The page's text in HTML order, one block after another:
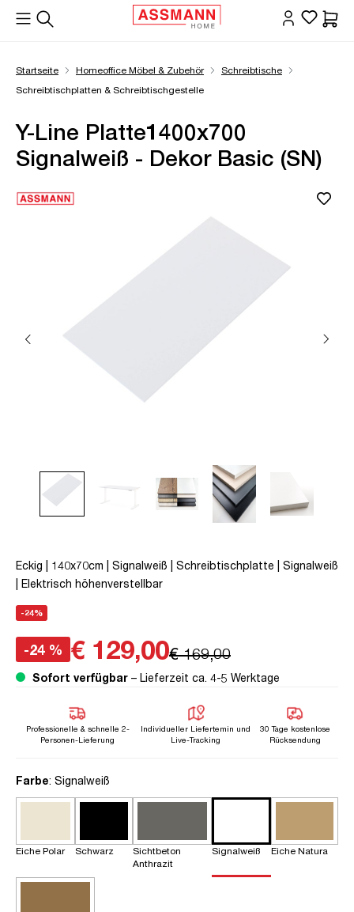
springen
Startseite Homeoffice Möbel & Zubehör
Schreibtische
Schreibtischplatten & Schreibtischgestelle
Y-Line Platte1400x700
Signalweiß - Dekor Basic (SN)
Eckig | 140x70cm | Signalweiß | Schreibtischplatte | Signalweiß
| Elektrisch höhenverstellbar
-24%
-24 % € 129,00€ 169,00
Sofort verfügbar – Lieferzeit ca. 4-5 Werktage
Professionelle & schnelle 2-
Personen-Lieferung
Individueller Liefertemin und
Live-Tracking
30 Tage kostenlose
Rücksendung
Farbeauswählen
: Signalweiß
Eiche Polar Schwarz
Sichtbeton
Anthrazit
Signalweiß Eiche Natura